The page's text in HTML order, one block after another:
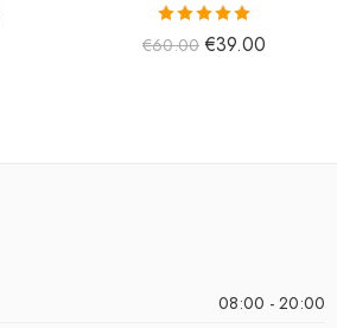
5 üzerinden
5.00oy aldı
€60.00 €39.00
08:00 - 20:00